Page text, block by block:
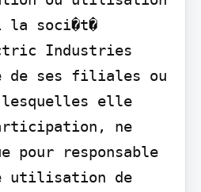
la soci�t�
Industries
de ses filiales ou
lesquelles elle
ne
pour responsable
utilisation de